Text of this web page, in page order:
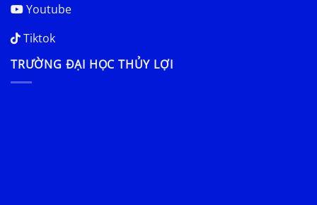
Youtube
Tiktok
TRƯỜNG ĐẠI HỌC THỦY LỢI